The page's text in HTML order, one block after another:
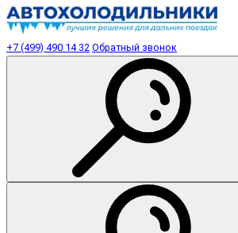
+7 (499) 490 14 32 Обратный звонок